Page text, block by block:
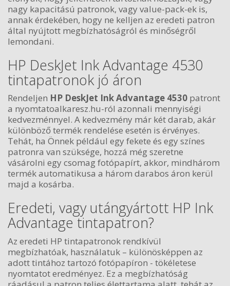
nagy kapacitású patronok, vagy value-pack-ek is,
annak érdekében, hogy ne kelljen az eredeti patron
által nyújtott megbízhatóságról és minőségről
lemondani.
HP DeskJet Ink Advantage 4530
tintapatronok jó áron
Rendeljen HP DeskJet Ink Advantage 4530 patront
a nyomtatoalkaresz.hu-ról azonnali mennyiségi
kedvezménnyel. A kedvezmény már két darab, akár
különböző termék rendelése esetén is érvényes.
Tehát, ha Önnek például egy fekete és egy színes
patronra van szüksége, hozzá még szeretne
vásárolni egy csomag fotópapírt, akkor, mindhárom
termék automatikusa a három darabos áron kerül
majd a kosárba.
Eredeti, vagy utángyártott HP Ink
Advantage tintapatron?
Az eredeti HP tintapatronok rendkívül
megbízhatóak, használatuk – különösképpen az
adott tintához tartozó fotópapíron - tökéletese
nyomtatot eredményez. Ez a megbízhatóság